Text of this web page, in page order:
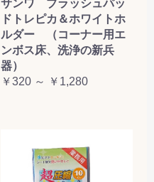
サンワ ブラッシュパッ
ドトレピカ＆ホワイトホ
ルダー （コーナー用エ
ンボス床、洗浄の新兵
器）
￥320 ～ ￥1,280